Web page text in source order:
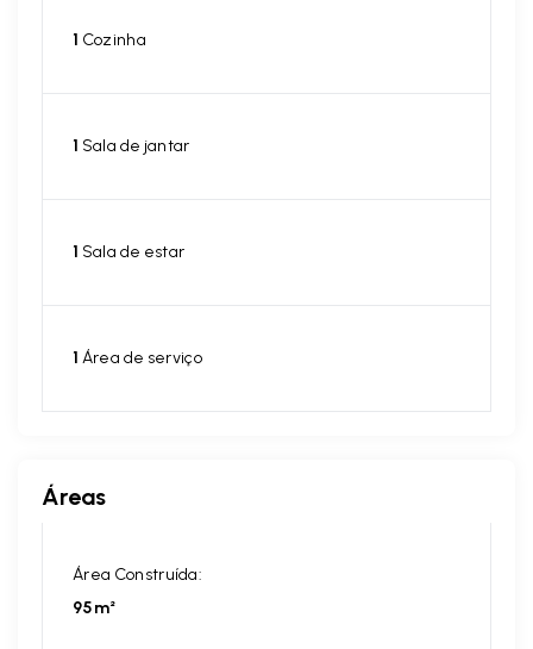
1 Cozinha
1 Sala de jantar
1 Sala de estar
1 Área de serviço
Áreas
Área Construída:
95m²